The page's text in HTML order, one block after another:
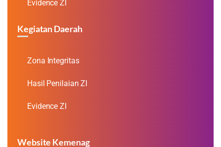
Evidence ZI
Kegiatan Daerah
Zona Integritas
Hasil Penilaian ZI
Evidence ZI
Website Kemenag